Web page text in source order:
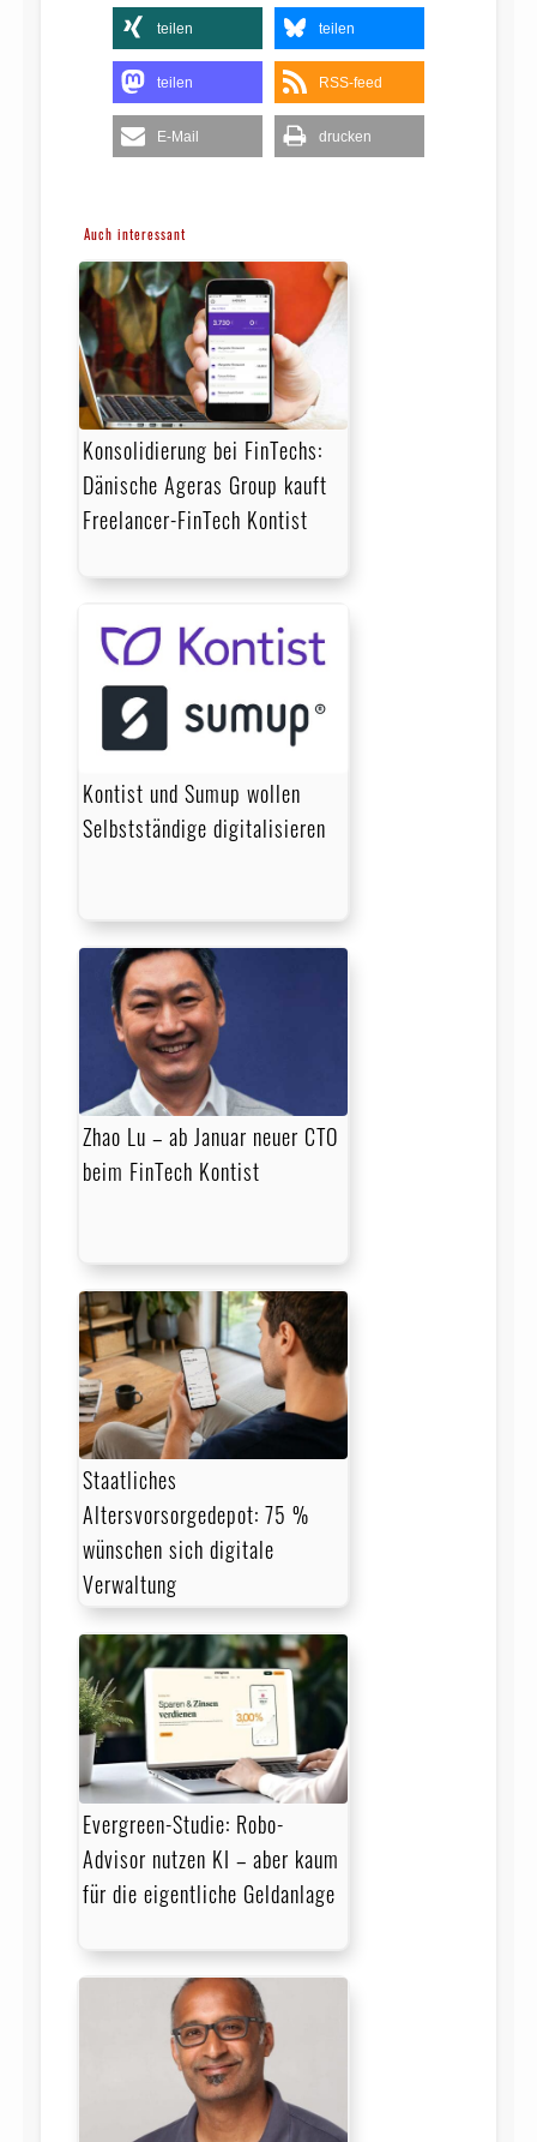
teilen teilen
teilen RSS-feed
E-Mail drucken
Auch interessant
Konsolidierung bei FinTechs:
Dänische Ageras Group kauft
Freelancer-FinTech Kontist
Kontist und Sumup wollen
Selbstständige digitalisieren
Zhao Lu – ab Januar neuer CTO
beim FinTech Kontist
Staatliches
Altersvorsorgedepot: 75 %
wünschen sich digitale
Verwaltung
Evergreen-Studie: Robo-
Advisor nutzen KI – aber kaum
für die eigentliche Geldanlage